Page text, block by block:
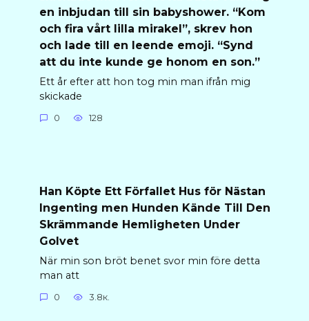
en inbjudan till sin babyshower. “Kom
och fira vårt lilla mirakel”, skrev hon
och lade till en leende emoji. “Synd
att du inte kunde ge honom en son.”
Ett år efter att hon tog min man ifrån mig
skickade
0 128
Han Köpte Ett Förfallet Hus för Nästan
Ingenting men Hunden Kände Till Den
Skrämmande Hemligheten Under
Golvet
När min son bröt benet svor min före detta
man att
0 3.8к.